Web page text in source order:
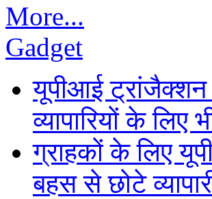
More...
Gadget
यूपीआई ट्रांजैक्शन
व्यापारियों के
ग्राहकों के लिए
बहस से छोटे